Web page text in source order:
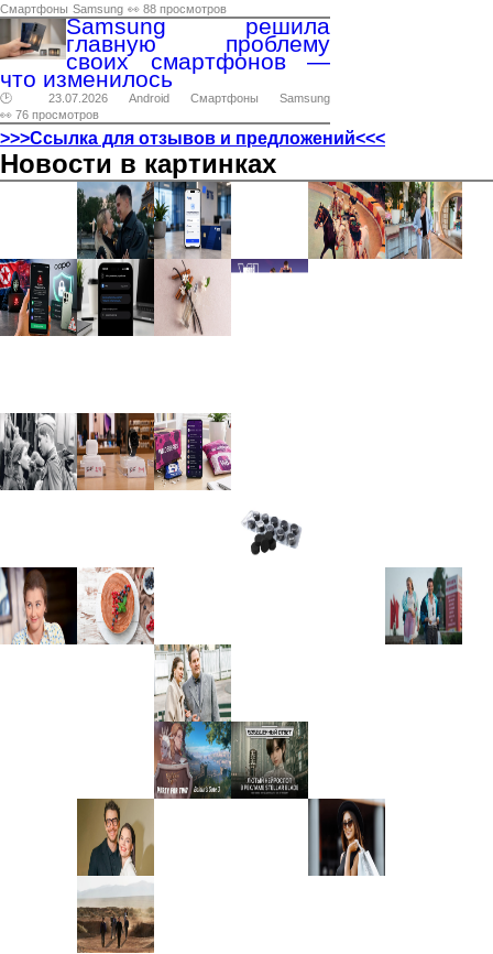
Смартфоны Samsung 👀 88 просмотров
Samsung решила
главную проблему
своих смартфонов —
что изменилось
🕑 23.07.2026 Android Смартфоны
Samsung
👀 76 просмотров
>>>Ссылка для отзывов и предложений<<<
Новости в картинках